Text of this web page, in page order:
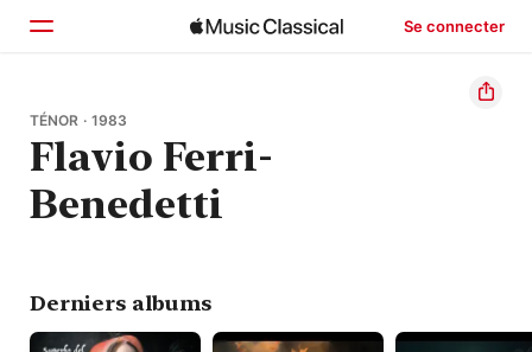
Se connecter
Accueil
Parcourir
Rechercher
TÉNOR · 1983
Flavio Ferri-
Benedetti
Derniers albums